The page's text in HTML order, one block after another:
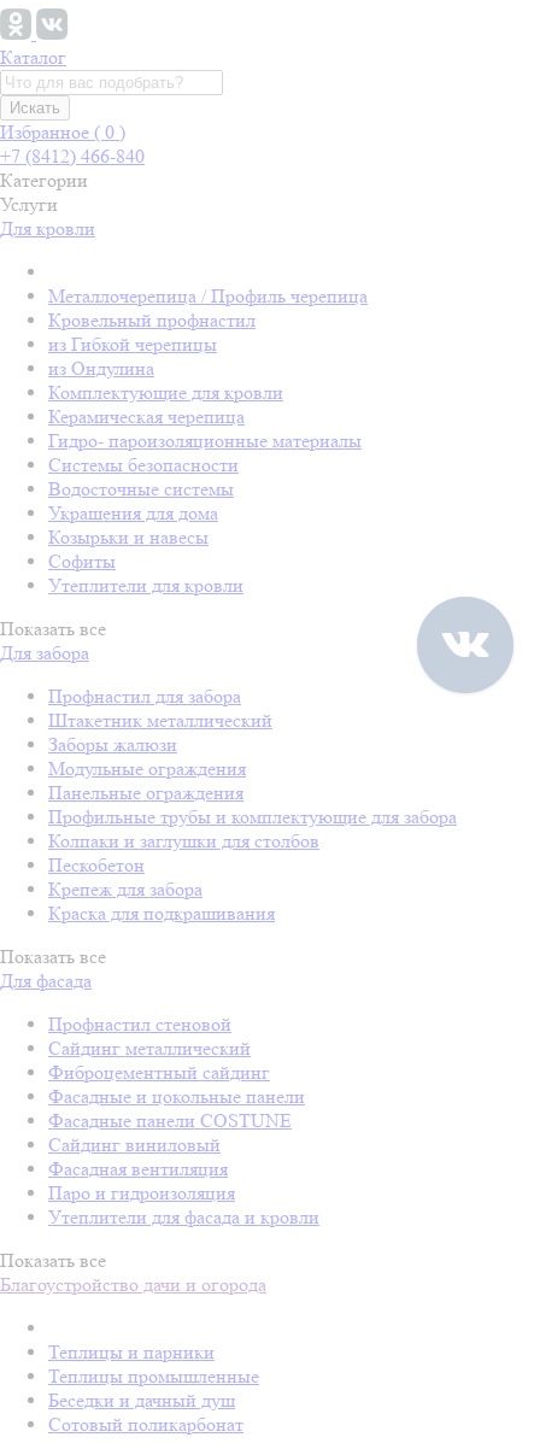
Каталог
Искать
Избранное ( 0 )
+7 (8412) 466-840
Категории
Услуги
Для кровли
Металлочерепица / Профиль черепица
Кровельный профнастил
из Гибкой черепицы
из Ондулина
Комплектующие для кровли
Керамическая черепица
Гидро- пароизоляционные материалы
Системы безопасности
Водосточные системы
Украшения для дома
Козырьки и навесы
Софиты
Утеплители для кровли
Показать все
Для забора
Профнастил для забора
Штакетник металлический
Заборы жалюзи
Модульные ограждения
Панельные ограждения
Профильные трубы и комплектующие для забора
Колпаки и заглушки для столбов
Пескобетон
Крепеж для забора
Краска для подкрашивания
Показать все
Для фасада
Профнастил стеновой
Сайдинг металлический
Фиброцементный сайдинг
Фасадные и цокольные панели
Фасадные панели COSTUNE
Сайдинг виниловый
Фасадная вентиляция
Паро и гидроизоляция
Утеплители для фасада и кровли
Показать все
Благоустройство дачи и огорода
Теплицы и парники
Теплицы промышленные
Беседки и дачный душ
Сотовый поликарбонат